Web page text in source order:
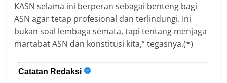
KASN selama ini berperan sebagai benteng bagi
ASN agar tetap profesional dan terlindungi. Ini
bukan soal lembaga semata, tapi tentang menjaga
martabat ASN dan konstitusi kita,” tegasnya.(*)